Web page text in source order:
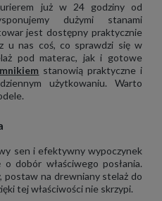
już w 24 godziny od
dużymi stanami
jest dostępny praktycznie
u nas coś, co sprawdzi się w
pod materac, jak i gotowe
stanowią praktyczne i
użytkowaniu. Warto
sen i efektywny wypoczynek
dobór właściwego posłania.
postaw na drewniany stelaż do
tej właściwości nie skrzypi.